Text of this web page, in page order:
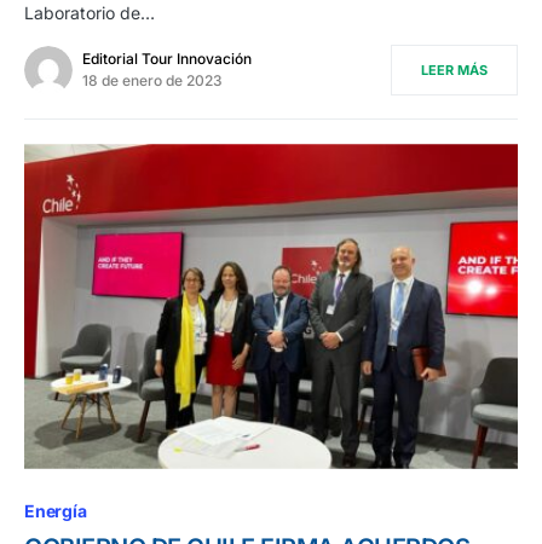
Laboratorio de…
Editorial Tour Innovación
18 de enero de 2023
LEER MÁS
Energía